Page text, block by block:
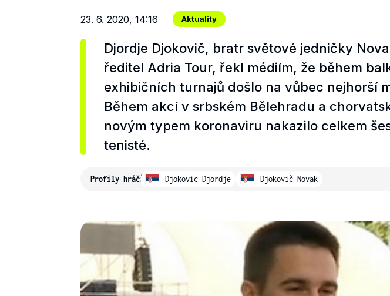
23. 6. 2020, 14:16 Aktuality
Djordje Djokovič, bratr světové jedničky
ředitel Adria Tour, řekl médiím, že během
exhibičních turnajů došlo na vůbec nejhorší
Během akcí v srbském Bělehradu a
novým typem koronaviru nakazilo celkem
tenisté.
Profily hráčů Djokovic Djordje Djokovič Novak